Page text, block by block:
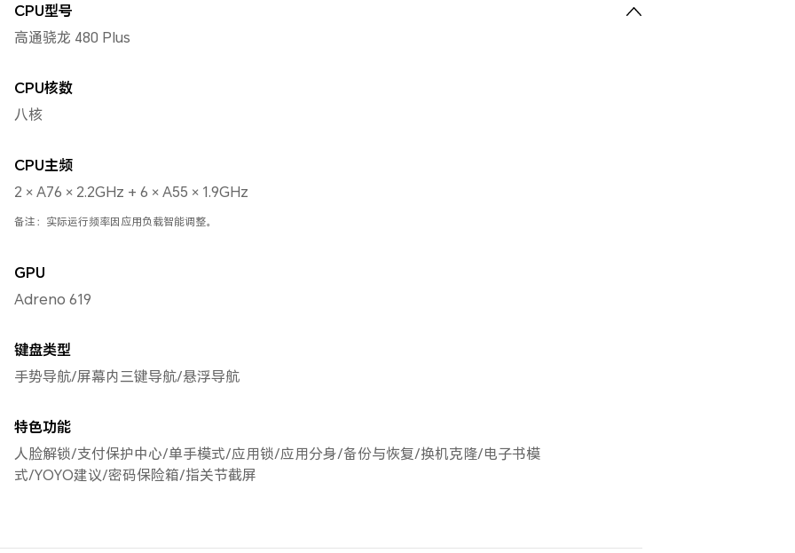
CPU型号
高通骁龙 480 Plus
CPU核数
八核
CPU主频
2 × A76 × 2.2GHz + 6 × A55 × 1.9GHz
备注：实际运行频率因应用负载智能调整。
GPU
Adreno 619
键盘类型
手势导航/屏幕内三键导航/悬浮导航
特色功能
人脸解锁/支付保护中心/单手模式/应用锁/应用分身/备份与恢复/换机克隆/电子书模
式/YOYO建议/密码保险箱/指关节截屏